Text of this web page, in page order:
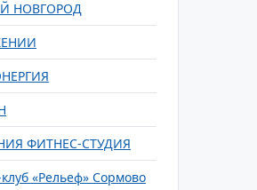
НОВГОРОД
ФИТНЕС-СТУДИЯ
«Рельеф» Сормово